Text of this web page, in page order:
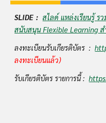
SLIDE  : สไลด์ แหล่งเรียนรู้ ร
สนับสนุน Flexible Learning ส
ลงทะเบียนรับเกียรติบัตร  :
ลงทะเบียนแล้ว)
รับเกียรติบัตร รายการนี้ :